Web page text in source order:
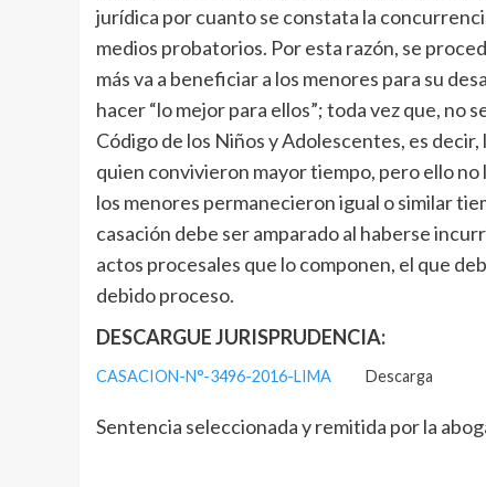
jurídica por cuanto se constata la
medios probatorios. Por esta razón, se
más va a beneficiar a los menores para su
hacer “lo mejor para ellos”; toda vez que, no
Código de los Niños y Adolescentes, es
quien convivieron mayor tiempo, pero ello no
los menores permanecieron igual o similar
casación debe ser amparado al haberse
actos procesales que lo componen, el que
debido proceso.
DESCARGUE JURISPRUDENCIA:
CASACION-N°-3496-2016-LIMA Descarga
Sentencia seleccionada y remitida por la